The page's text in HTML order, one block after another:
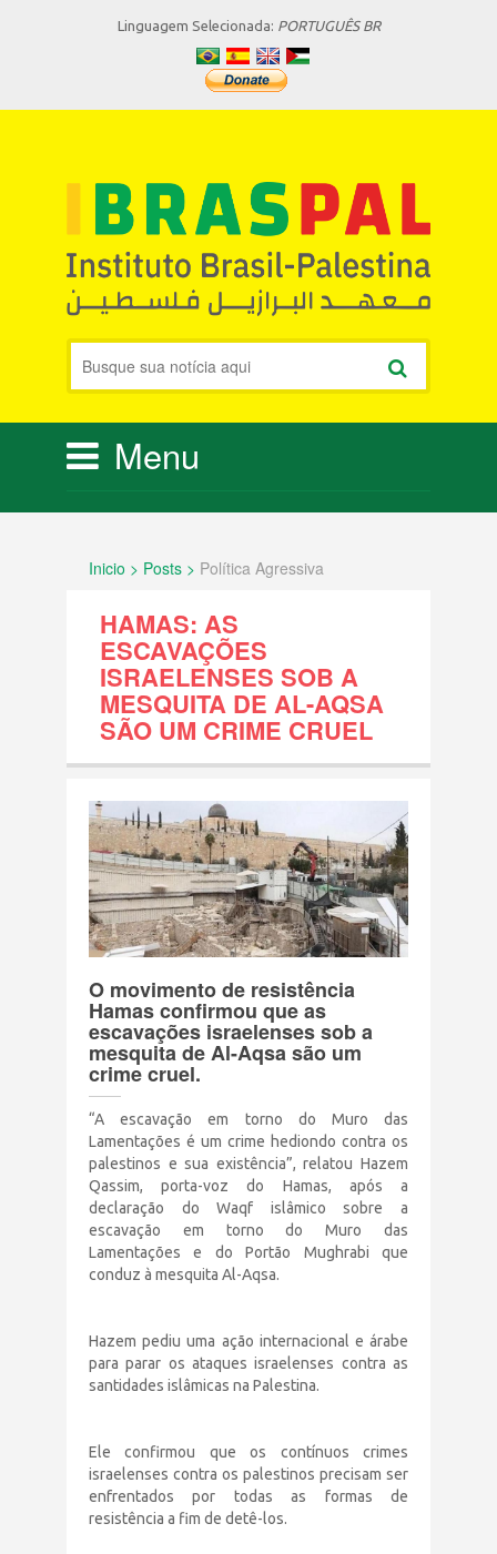
Linguagem Selecionada: PORTUGUÊS BR
Menu
SOBRE NÓS
FATOS
Documentos internacionais e decisões
legais
Política Agressiva
Povo Palestino
Resolução ONU
Terrorismo Israelense
AÇÕES
Clube Brasil Palestina
Doe
Eventos
PUBLICAÇÕES
CONTATO
Inicio > Posts > Política Agressiva
HAMAS: AS
ESCAVAÇÕES
ISRAELENSES SOB A
MESQUITA DE AL-AQSA
SÃO UM CRIME CRUEL
O movimento de resistência
Hamas confirmou que as
escavações israelenses sob a
mesquita de Al-Aqsa são um
crime cruel.
“A escavação em torno do Muro das
Lamentações é um crime hediondo contra os
palestinos e sua existência”, relatou Hazem
Qassim, porta-voz do Hamas, após a
declaração do Waqf islâmico sobre a
escavação em torno do Muro das
Lamentações e do Portão Mughrabi que
conduz à mesquita Al-Aqsa.
Hazem pediu uma ação internacional e árabe
para parar os ataques israelenses contra as
santidades islâmicas na Palestina.
Ele confirmou que os contínuos crimes
israelenses contra os palestinos precisam ser
enfrentados por todas as formas de
resistência a fim de detê-los.